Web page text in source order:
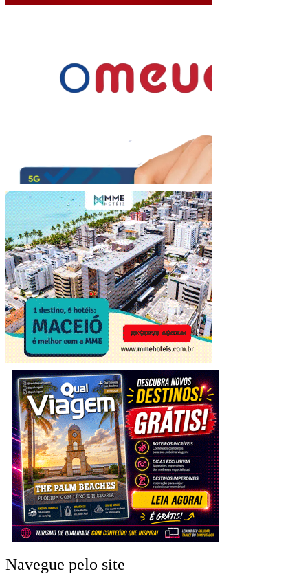
Navegue pelo site